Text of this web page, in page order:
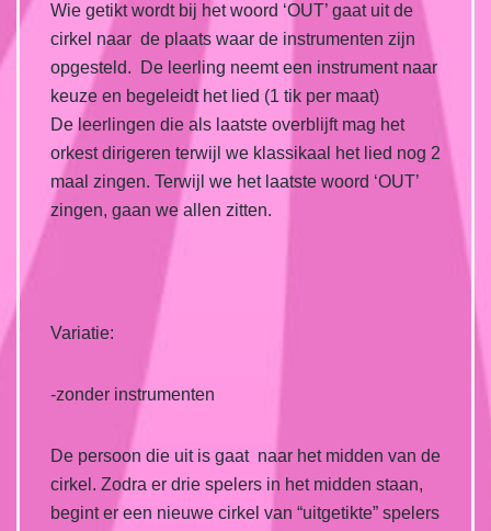
Wie getikt wordt bij het woord ‘OUT’ gaat uit de
cirkel naar de plaats waar de instrumenten zijn
opgesteld. De leerling neemt een instrument naar
keuze en begeleidt het lied (1 tik per maat)
De leerlingen die als laatste overblijft mag het
orkest dirigeren terwijl we klassikaal het lied nog 2
maal zingen. Terwijl we het laatste woord ‘OUT’
zingen, gaan we allen zitten.
Variatie:
-zonder instrumenten
De persoon die uit is gaat naar het midden van de
cirkel. Zodra er drie spelers in het midden staan,
begint er een nieuwe cirkel van “uitgetikte” spelers